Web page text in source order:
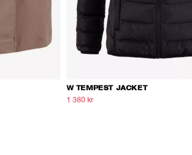
W TEMPEST JACKET
1 380 kr